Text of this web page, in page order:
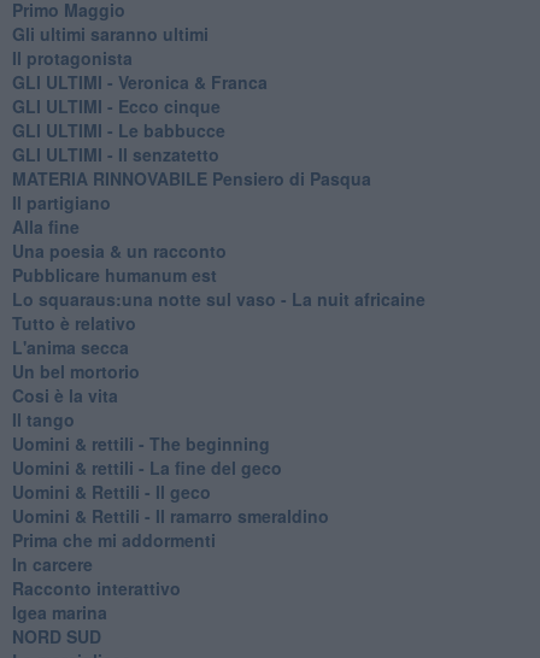
Primo Maggio
Gli ultimi saranno ultimi
Il protagonista
GLI ULTIMI - Veronica & Franca
GLI ULTIMI - Ecco cinque
GLI ULTIMI - Le babbucce
GLI ULTIMI - Il senzatetto
MATERIA RINNOVABILE Pensiero di Pasqua
Il partigiano
Alla fine
Una poesia & un racconto
Pubblicare humanum est
Lo squaraus:una notte sul vaso - La nuit africaine
Tutto è relativo
L'anima secca
Un bel mortorio
Cosi è la vita
Il tango
​Uomini & rettili - The beginning
​Uomini & rettili - La fine del geco
Uomini & Rettili - Il geco
Uomini & Rettili - Il ramarro smeraldino
Prima che mi addormenti
In carcere
Racconto interattivo
Igea marina
​NORD SUD